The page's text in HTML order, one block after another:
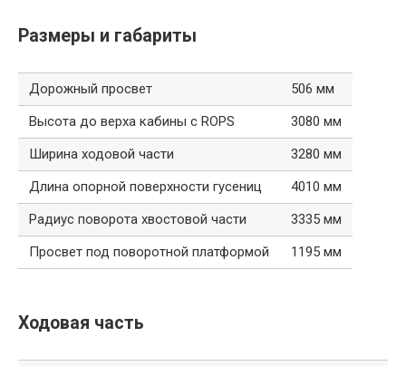
Размеры и габариты
Дорожный просвет
506 мм
Высота до верха кабины с ROPS
3080 мм
Ширина ходовой части
3280 мм
Длина опорной поверхности гусениц
4010 мм
Радиус поворота хвостовой части
3335 мм
Просвет под поворотной платформой
1195 мм
Ходовая часть